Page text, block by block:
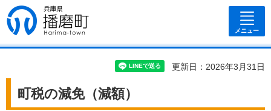
兵庫県 播磨
町
メニュー
更新日：2026年3月31日
町税の減免（減額）